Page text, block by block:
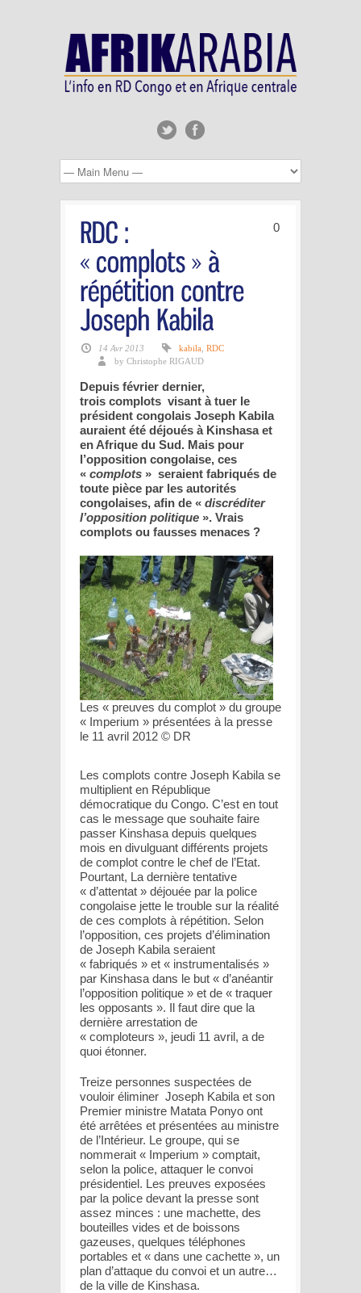
0
14 Avr 2013 kabila RDC
by Christophe RIGAUD
Depuis février dernier,
trois complots visant à tuer le
président congolais Joseph Kabila
auraient été déjoués à Kinshasa et
en Afrique du Sud. Mais pour
l’opposition congolaise, ces
« complots » seraient fabriqués de
toute pièce par les autorités
congolaises, afin de « discréditer
l’opposition politique ». Vrais
complots ou fausses menaces ?
Les « preuves du complot » du groupe
« Imperium » présentées à la presse
le 11 avril 2012 © DR
Les complots contre Joseph Kabila se
multiplient en République
démocratique du Congo. C’est en tout
cas le message que souhaite faire
passer Kinshasa depuis quelques
mois en divulguant différents projets
de complot contre le chef de l’Etat.
Pourtant, La dernière tentative
« d’attentat » déjouée par la police
congolaise jette le trouble sur la réalité
de ces complots à répétition. Selon
l’opposition, ces projets d’élimination
de Joseph Kabila seraient
« fabriqués » et « instrumentalisés »
par Kinshasa dans le but « d’anéantir
l’opposition politique » et de « traquer
les opposants ». Il faut dire que la
dernière arrestation de
« comploteurs », jeudi 11 avril, a de
quoi étonner.
Treize personnes suspectées de
vouloir éliminer Joseph Kabila et son
Premier ministre Matata Ponyo ont
été arrêtées et présentées au ministre
de l’Intérieur. Le groupe, qui se
nommerait « Imperium » comptait,
selon la police, attaquer le convoi
présidentiel. Les preuves exposées
par la police devant la presse sont
assez minces : une machette, des
bouteilles vides et de boissons
gazeuses, quelques téléphones
portables et « dans une cachette », un
plan d’attaque du convoi et un autre…
de la ville de Kinshasa.